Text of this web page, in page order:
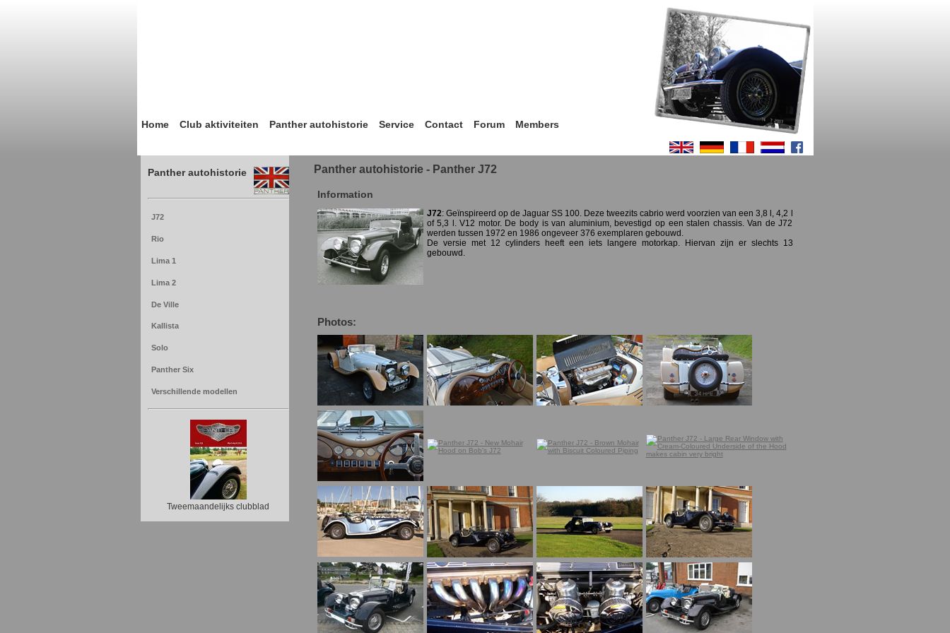
Home Club aktiviteiten Panther autohistorie Service Contact Forum Members
Panther autohistorie
J72
Rio
Lima 1
Lima 2
De Ville
Kallista
Solo
Panther Six
Verschillende modellen
Tweemaandelijks clubblad
Panther autohistorie - Panther J72
Information
J72: Geïnspireerd op de Jaguar SS 100. Deze tweezits cabrio werd voorzien van een 3,8 l, 4,2 l
of 5,3 l. V12 motor. De body is van aluminium, bevestigd op een stalen chassis. Van de J72
werden tussen 1972 en 1986 ongeveer 376 exemplaren gebouwd.
De versie met 12 cylinders heeft een iets langere motorkap. Hiervan zijn er slechts 13
gebouwd.
Photos: